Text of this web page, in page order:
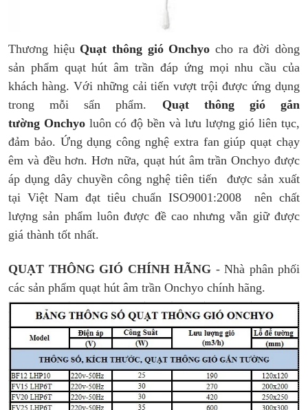
Thương hiệu Quạt thông gió Onchyo cho ra đời dòng
sản phẩm quạt hút âm trần đáp ứng mọi nhu cầu của
khách hàng. Với những cải tiến vượt trội được ứng dụng
trong mỗi sẩn phẩm. Quạt thông gió gắn
tường Onchyo luôn có độ bền và lưu lượng gió liên tục,
đảm bảo. Ứng dụng công nghệ extra fan giúp quạt chạy
êm và đều hơn. Hơn nữa, quạt hút âm trần Onchyo được
áp dụng dây chuyền công nghệ tiên tiến được sản xuất
tại Việt Nam đạt tiêu chuẩn ISO9001:2008 nên chất
lượng sản phẩm luôn được đề cao nhưng vẫn giữ được
giá thành tốt nhất.
QUẠT THÔNG GIÓ CHÍNH HÃNG - Nhà phân phối
các sản phẩm quạt hút âm trần Onchyo chính hãng.